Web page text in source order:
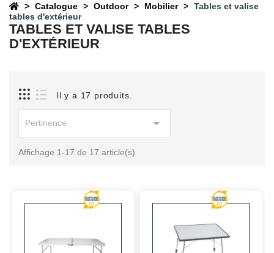
Catalogue Outdoor Mobilier
Tables et valise
tables d'extérieur
TABLES ET VALISE TABLES
D'EXTÉRIEUR
Il y a 17 produits.
Pertinence 
Affichage 1-17 de 17 article(s)